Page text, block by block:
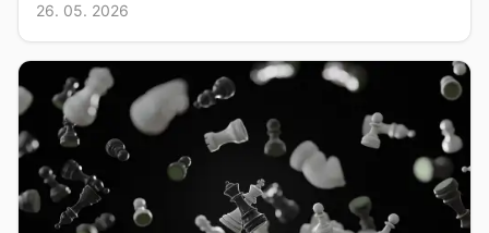
26. 05. 2026